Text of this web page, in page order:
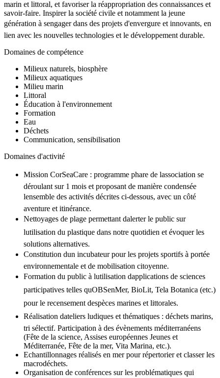
marin et littoral, et favoriser la réappropriation des connaissances et
savoir-faire. Inspirer la société civile et notamment la jeune
génération à sengager dans des projets d'envergure et innovants, en
lien avec les nouvelles technologies et le développement durable.
Domaines de compétence
Milieux naturels, biosphère
Milieux aquatiques
Milieu marin
Littoral
Éducation à l'environnement
Formation
Eau
Déchets
Communication, sensibilisation
Domaines d'activité
Mission CorSeaCare : programme phare de lassociation se
déroulant sur 1 mois et proposant de manière condensée
lensemble des activités décrites ci-dessous, avec un côté
aventure et itinérance.
Nettoyages de plage permettant dalerter le public sur
lutilisation du plastique dans notre quotidien et évoquer les
solutions alternatives.
Constitution dun incubateur pour les projets sportifs à portée
environnementale et de mobilisation citoyenne.
Formation du public à lutilisation dapplications de sciences
participatives telles quOBSenMer, BioLit, Tela Botanica (etc.)
pour le recensement despèces marines et littorales.
Réalisation dateliers ludiques et thématiques : déchets marins,
tri sélectif. Participation à des évènements méditerranéens
(Fête de la science, Assises européennes Jeunes et
Méditerranée, Fête de la mer, Vita Marina, etc.).
Echantillonnages réalisés en mer pour répertorier et classer les
macrodéchets.
Organisation de conférences sur les problématiques qui